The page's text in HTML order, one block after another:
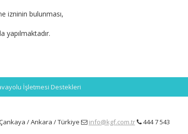
izninin bulunması,
yapılmaktadır.
İşletmesi Destekleri
/ Ankara / Türkiye info@kgf.com.tr 444 7 543